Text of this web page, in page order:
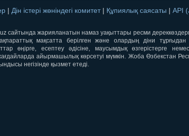
| Дін істері жөніндегі комитет | Құпиялық саясаты | API
сайтында жарияланатын намаз уақыттары ресми
мақсатта берілген және олардың діни тұрғыдан
өңірге, есептеу әдісіне, маусымдық өзгерістерге
айырмашылық көрсетуі мүмкін. Жоба Өзбекстан
негізінде қызмет етеді.